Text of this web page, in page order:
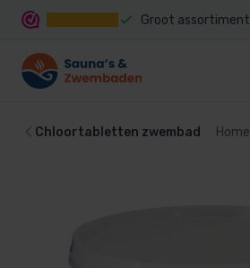
Groot assortiment
Chloortabletten zwembad Home